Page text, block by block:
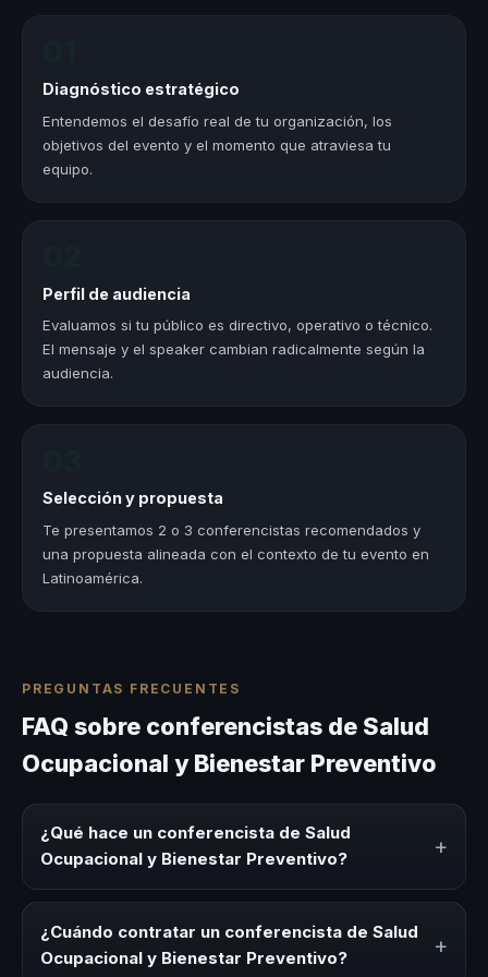
Diagnóstico estratégico
Entendemos el desafío real de tu organización, los
objetivos del evento y el momento que atraviesa tu
equipo.
Perfil de audiencia
Evaluamos si tu público es directivo, operativo o técnico.
El mensaje y el speaker cambian radicalmente según la
audiencia.
Selección y propuesta
Te presentamos 2 o 3 conferencistas recomendados y
una propuesta alineada con el contexto de tu evento en
Latinoamérica.
PREGUNTAS FRECUENTES
FAQ sobre conferencistas de Salud
Ocupacional y Bienestar Preventivo
¿Qué hace un conferencista de Salud
Ocupacional y Bienestar Preventivo?
+
Preventivo es un experto que comparte conocimiento,
estrategias y experiencias sobre este tema en eventos
corporativos, convenciones y seminarios. Su objetivo es
¿Cuándo contratar un conferencista de Salud
Ocupacional y Bienestar Preventivo?
+